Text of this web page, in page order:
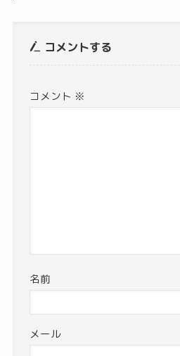
コメントする
コメント ※
名前
メール